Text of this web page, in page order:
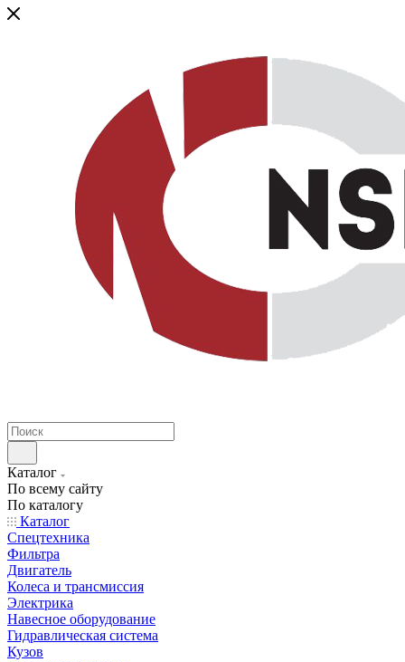
Каталог
По всему сайту
По каталогу
Каталог
Спецтехника
Фильтра
Двигатель
Колеса и трансмиссия
Электрика
Навесное оборудование
Гидравлическая система
Кузов